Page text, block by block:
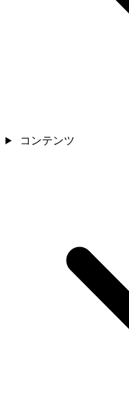
コンテンツ